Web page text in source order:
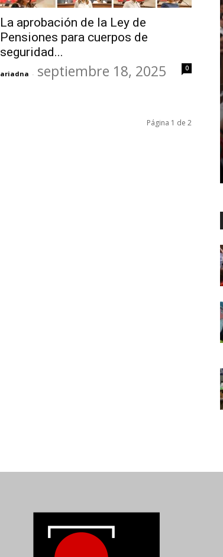
La aprobación de la Ley de
Pensiones para cuerpos de
seguridad...
ariadna - septiembre 18, 2025 0
Página 1 de 2